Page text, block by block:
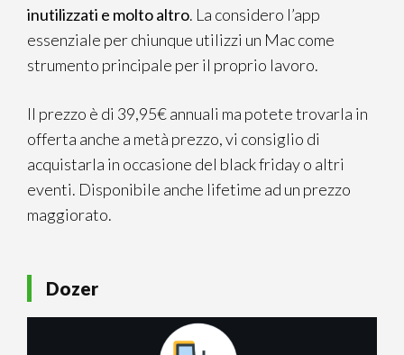
inutilizzati e molto altro. La considero l’app
essenziale per chiunque utilizzi un Mac come
strumento principale per il proprio lavoro.
Il prezzo è di 39,95€ annuali ma potete trovarla in
offerta anche a metà prezzo, vi consiglio di
acquistarla in occasione del black friday o altri
eventi. Disponibile anche lifetime ad un prezzo
maggiorato.
Dozer